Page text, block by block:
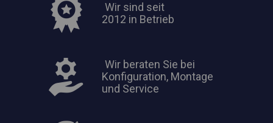
Wir sind seit
2012 in Betrieb
Wir beraten Sie bei
Konfiguration, Montage
und Service